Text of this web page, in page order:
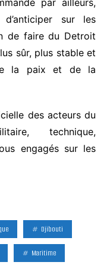
par ailleurs,
sur les
de faire du Detroit
sûr, plus stable et
la paix et de la
des acteurs du
technique,
engagés sur les
Djibouti
Maritime